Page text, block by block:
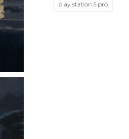
play station 5 pro